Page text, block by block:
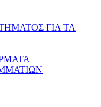
ΓΙΑ ΤΑ